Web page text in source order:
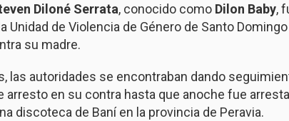
Diloné Serrata, conocido como Dilon Baby,
Unidad de Violencia de Género de Santo
su madre.
las autoridades se encontraban dando
arresto en su contra hasta que anoche fue
discoteca de Baní en la provincia de Peravia.